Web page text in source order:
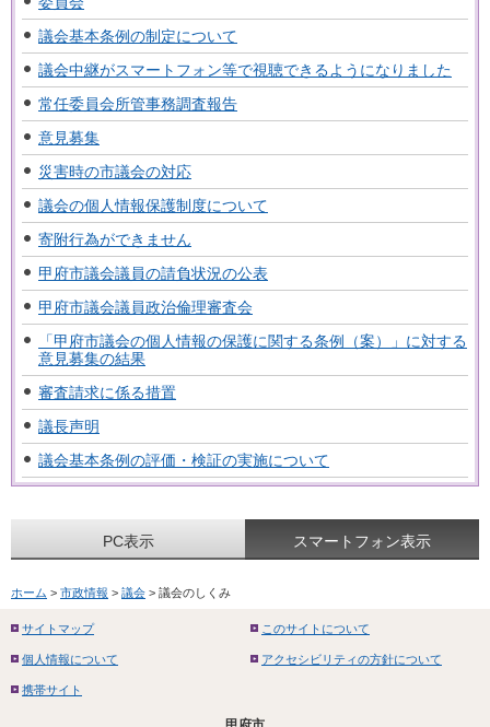
議会基本条例の制定について
議会中継がスマートフォン等で視聴できるようになりました
常任委員会所管事務調査報告
意見募集
災害時の市議会の対応
議会の個人情報保護制度について
寄附行為ができません
甲府市議会議員の請負状況の公表
甲府市議会議員政治倫理審査会
「甲府市議会の個人情報の保護に関する条例（案）」に対する
意見募集の結果
審査請求に係る措置
議長声明
議会基本条例の評価・検証の実施について
PC表示 スマートフォン表示
ホーム > 市政情報 > 議会 > 議会のしくみ
サイトマップ このサイトについて
個人情報について アクセシビリティの方針について
携帯サイト